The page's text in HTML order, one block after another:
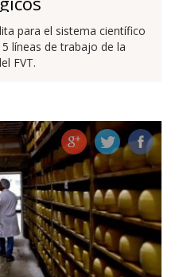
para el sistema científico
líneas de trabajo de la
FVT.